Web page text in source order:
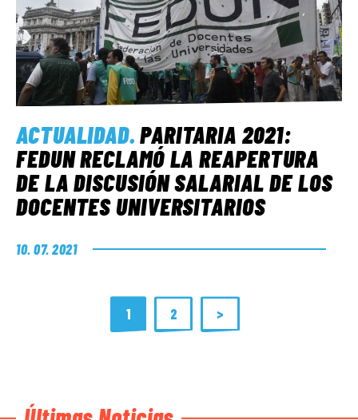
ACTUALIDAD.PARITARIA 2021:
FEDUN RECLAMÓ LA REAPERTURA
DE LA DISCUSIÓN SALARIAL DE LOS
DOCENTES UNIVERSITARIOS
10. 07. 2021
1 2 >